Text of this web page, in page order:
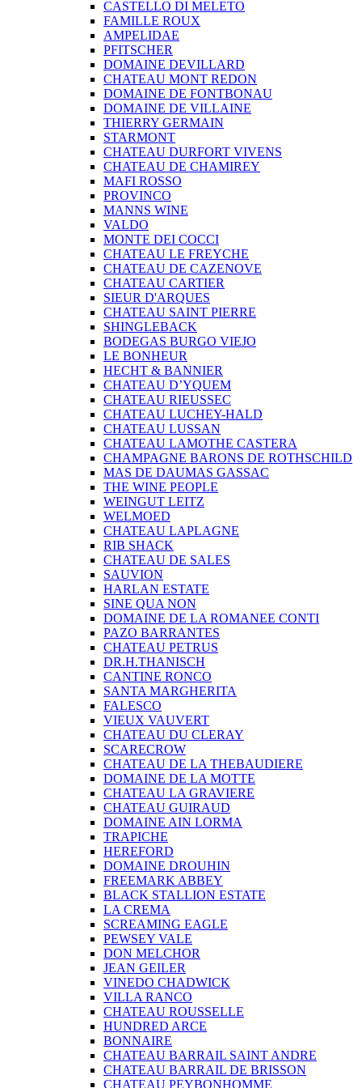
CASTELLO DI MELETO
FAMILLE ROUX
AMPELIDAE
PFITSCHER
DOMAINE DEVILLARD
CHATEAU MONT REDON
DOMAINE DE FONTBONAU
DOMAINE DE VILLAINE
THIERRY GERMAIN
STARMONT
CHATEAU DURFORT VIVENS
CHATEAU DE CHAMIREY
MAFI ROSSO
PROVINCO
MANNS WINE
VALDO
MONTE DEI COCCI
CHATEAU LE FREYCHE
CHATEAU DE CAZENOVE
CHATEAU CARTIER
SIEUR D'ARQUES
CHATEAU SAINT PIERRE
SHINGLEBACK
BODEGAS BURGO VIEJO
LE BONHEUR
HECHT & BANNIER
CHATEAU D’YQUEM
CHATEAU RIEUSSEC
CHATEAU LUCHEY-HALD
CHATEAU LUSSAN
CHATEAU LAMOTHE CASTERA
CHAMPAGNE BARONS DE ROTHSCHILD
MAS DE DAUMAS GASSAC
THE WINE PEOPLE
WEINGUT LEITZ
WELMOED
CHATEAU LAPLAGNE
RIB SHACK
CHATEAU DE SALES
SAUVION
HARLAN ESTATE
SINE QUA NON
DOMAINE DE LA ROMANEE CONTI
PAZO BARRANTES
CHATEAU PETRUS
DR.H.THANISCH
CANTINE RONCO
SANTA MARGHERITA
FALESCO
VIEUX VAUVERT
CHATEAU DU CLERAY
SCARECROW
CHATEAU DE LA THEBAUDIERE
DOMAINE DE LA MOTTE
CHATEAU LA GRAVIERE
CHATEAU GUIRAUD
DOMAINE AIN LORMA
TRAPICHE
HEREFORD
DOMAINE DROUHIN
FREEMARK ABBEY
BLACK STALLION ESTATE
LA CREMA
SCREAMING EAGLE
PEWSEY VALE
DON MELCHOR
JEAN GEILER
VINEDO CHADWICK
VILLA RANCO
CHATEAU ROUSSELLE
HUNDRED ARCE
BONNAIRE
CHATEAU BARRAIL SAINT ANDRE
CHATEAU BARRAIL DE BRISSON
CHATEAU PEYBONHOMME